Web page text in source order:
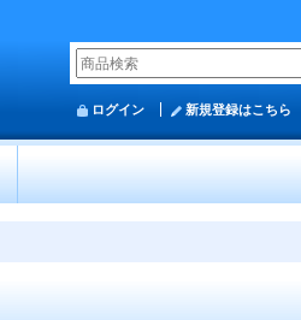
ログイン 新規登録はこちら